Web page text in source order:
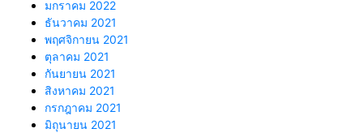
มกราคม 2022
ธันวาคม 2021
พฤศจิกายน 2021
ตุลาคม 2021
กันยายน 2021
สิงหาคม 2021
กรกฎาคม 2021
มิถุนายน 2021